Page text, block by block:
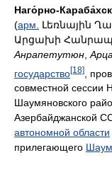
Наго́рно-
(арм.
Լեռնային
Արցախի
Анрапетутюн
государство[18] ,
совместной сессии
Шаумяновского
Азербайджанской
автономной области
прилегающего